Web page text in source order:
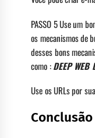
PASSO 5 Use um
os mecanismos de
desses bons
como :DEEP WEB
Use os URLs por